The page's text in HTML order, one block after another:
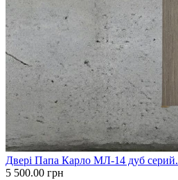
Двері Папа Карло МЛ-14 дуб серий.
5 500.00 грн